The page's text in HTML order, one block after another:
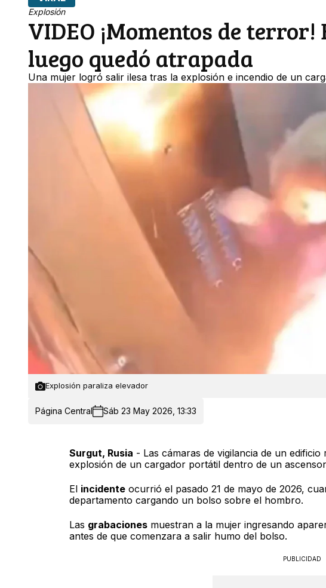
Explosión
VIDEO ¡Momentos de
luego quedó atrapada
Una mujer logró salir ilesa tras la explosión e incendio de un
Explosión paraliza elevador
Página Central Sáb 23 May 2026, 13:33
Surgut, Rusia - Las cámaras de vigilancia de un
explosión de un cargador portátil dentro de un
El incidenteocurrió el pasado 21 de mayo de 2026,
departamento cargando un bolso sobre el hombro.
Las grabacionesmuestran a la mujer ingresando
antes de que comenzara a salir humo del bolso.
PUBLICIDAD